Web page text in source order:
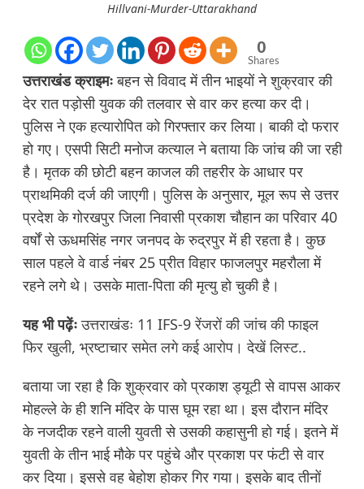
Hillvani-Murder-Uttarakhand
0
Shares
उत्तराखंड क्राइमःबहन से विवाद में तीन भाइयों ने शुक्रवार की
देर रात पड़ोसी युवक की तलवार से वार कर हत्या कर दी।
पुलिस ने एक हत्यारोपित को गिरफ्तार कर लिया। बाकी दो फरार
हो गए। एसपी सिटी मनोज कत्याल ने बताया कि जांच की जा रही
है। मृतक की छोटी बहन काजल की तहरीर के आधार पर
प्राथमिकी दर्ज की जाएगी। पुलिस के अनुसार, मूल रूप से उत्तर
प्रदेश के गोरखपुर जिला निवासी प्रकाश चौहान का परिवार 40
वर्षों से ऊधमसिंह नगर जनपद के रुद्रपुर में ही रहता है। कुछ
साल पहले वे वार्ड नंबर 25 प्रीत विहार फाजलपुर महरौला में
रहने लगे थे। उसके माता-पिता की मृत्यु हो चुकी है।
यह भी पढ़ेंः उत्तराखंडः 11 IFS-9 रेंजरों की जांच की फाइल
फिर खुली, भ्रष्टाचार समेत लगे कई आरोप। देखें लिस्ट..
बताया जा रहा है कि शुक्रवार को प्रकाश ड्यूटी से वापस आकर
मोहल्ले के ही शनि मंदिर के पास घूम रहा था। इस दौरान मंदिर
के नजदीक रहने वाली युवती से उसकी कहासुनी हो गई। इतने में
युवती के तीन भाई मौके पर पहुंचे और प्रकाश पर फंटी से वार
कर दिया। इससे वह बेहोश होकर गिर गया। इसके बाद तीनों